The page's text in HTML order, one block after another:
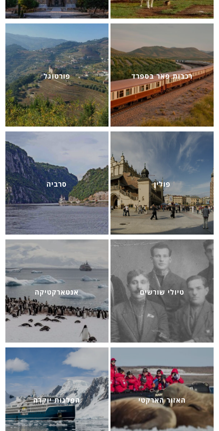
רכבות פאר בספרד פורטוגל
פולין סרביה
טיולי שורשים אנטארקטיקה
האזור הארקטי הפלגות יוקרה